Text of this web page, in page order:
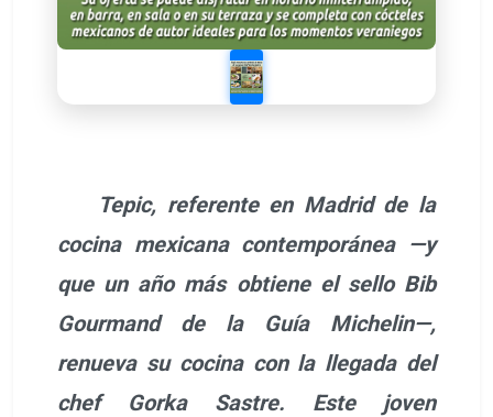
Tepic, referente en Madrid de la
cocina mexicana contemporánea —y
que un año más obtiene el sello Bib
Gourmand de la Guía Michelin—,
renueva su cocina con la llegada del
chef Gorka Sastre. Este joven